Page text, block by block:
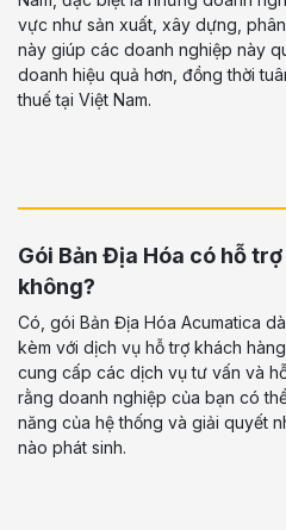
vực như sản xuất, xây dựng,
này giúp các doanh nghiệp này
doanh hiệu quả hơn, đồng thời
thuế tại Việt Nam.
Gói Bản Địa Hóa có hỗ
không?
Có, gói Bản Địa Hóa Acumatica
kèm với dịch vụ hỗ trợ khách
cung cấp các dịch vụ tư vấn và
rằng doanh nghiệp của bạn có
năng của hệ thống và giải quyết
nào phát sinh.